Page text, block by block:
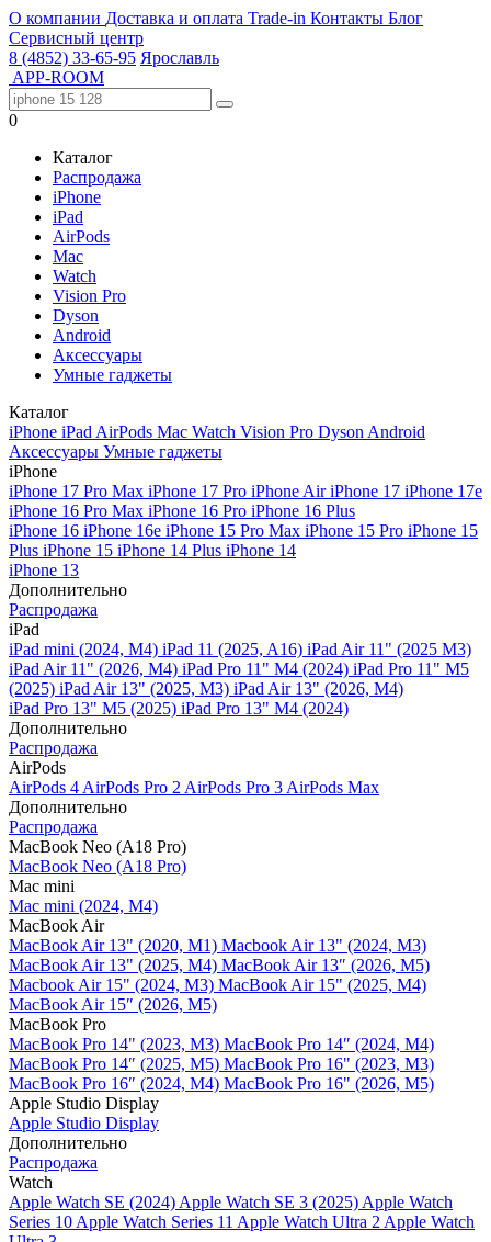
О компании Доставка и оплата Trade-in Контакты Блог
Сервисный центр
8 (4852) 33-65-95 Ярославль
APP-ROOM
0
Каталог
Распродажа
iPhone
iPad
AirPods
Mac
Watch
Vision Pro
Dyson
Android
Аксессуары
Умные гаджеты
Каталог
iPhone iPad AirPods Mac Watch Vision Pro Dyson Android
Аксессуары Умные гаджеты
iPhone
iPhone 17 Pro Max iPhone 17 Pro iPhone AiriPhone 17 iPhone 17e
iPhone 16 Pro Max iPhone 16 Pro iPhone 16 Plus
iPhone 16 iPhone 16e iPhone 15 Pro Max iPhone 15 Pro iPhone 15
Plus iPhone 15 iPhone 14 Plus iPhone 14
iPhone 13
Дополнительно
Распродажа
iPad
iPad mini (2024, M4) iPad 11 (2025, A16) iPad Air 11" (2025 M3)
iPad Air 11" (2026, M4) iPad Pro 11" M4 (2024) iPad Pro 11" M5
(2025) iPad Air 13" (2025, M3) iPad Air 13" (2026, M4)
iPad Pro 13" M5 (2025) iPad Pro 13" M4 (2024)
Дополнительно
Распродажа
AirPods
AirPods 4 AirPods Pro 2 AirPods Pro 3 AirPods Max
Дополнительно
Распродажа
MacBook Neo (A18 Pro)
MacBook Neo (A18 Pro)
Mac mini
Mac mini (2024, M4)
MacBook Air
MacBook Air 13" (2020, M1) Macbook Air 13" (2024, M3)
MacBook Air 13" (2025, M4) MacBook Air 13″ (2026, M5)
Macbook Air 15" (2024, M3) MacBook Air 15" (2025, M4)
MacBook Air 15″ (2026, M5)
MacBook Pro
MacBook Pro 14" (2023, M3) MacBook Pro 14″ (2024, M4)
MacBook Pro 14″ (2025, M5) MacBook Pro 16" (2023, M3)
MacBook Pro 16″ (2024, M4) MacBook Pro 16" (2026, M5)
Apple Studio Display
Apple Studio Display
Дополнительно
Распродажа
Watch
Apple Watch SE (2024) Apple Watch SE 3 (2025) Apple Watch
Series 10 Apple Watch Series 11 Apple Watch Ultra 2 Apple Watch